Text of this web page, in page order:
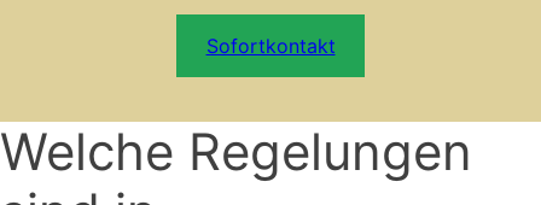
Sofortkontakt
Welche Regelungen